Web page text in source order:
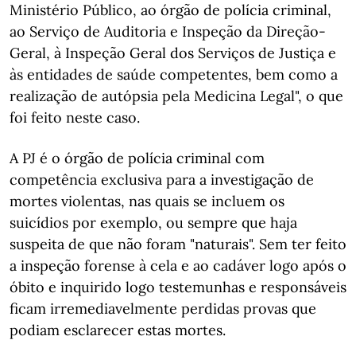
Ministério Público, ao órgão de polícia criminal,
ao Serviço de Auditoria e Inspeção da Direção-
Geral, à Inspeção Geral dos Serviços de Justiça e
às entidades de saúde competentes, bem como a
realização de autópsia pela Medicina Legal", o que
foi feito neste caso.
A PJ é o órgão de polícia criminal com
competência exclusiva para a investigação de
mortes violentas, nas quais se incluem os
suicídios por exemplo, ou sempre que haja
suspeita de que não foram "naturais". Sem ter feito
a inspeção forense à cela e ao cadáver logo após o
óbito e inquirido logo testemunhas e responsáveis
ficam irremediavelmente perdidas provas que
podiam esclarecer estas mortes.